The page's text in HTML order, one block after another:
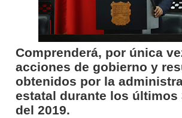
Comprenderá, por única
acciones de gobierno y
obtenidos por la
estatal durante los últimos
del 2019.